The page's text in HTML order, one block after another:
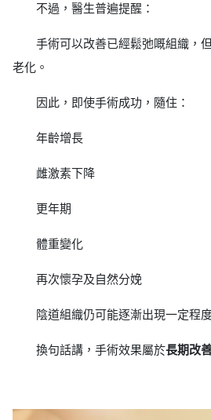
不過，醫生普遍提醒：
手術可以改善已經鬆弛嘅組織，
老化。
因此，即使手術成功，隨住：
年齡增長
雌激素下降
更年期
體重變化
再次懷孕及自然分娩
陰道組織仍可能逐漸出現一定程
換句話講，手術效果屬於長期改